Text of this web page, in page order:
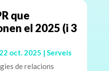
que
el 2025 (i 3
22 oct. 2025 | Serveis
de relacions